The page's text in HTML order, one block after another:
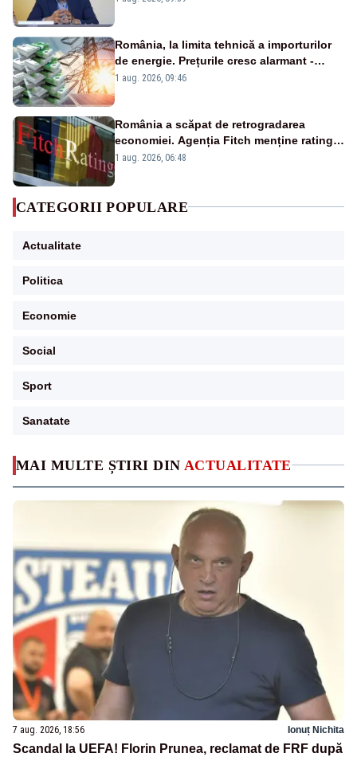
MAI MULTE ȘTIRI DIN ACTUALITATE
7 aug. 2026, 18:56 Ionuț Nichita
Scandal la UEFA! Florin Prunea, reclamat de FRF după
România, la limita tehnică a importurilor
de energie. Prețurile cresc alarmant -
Analiză Realitatea Plus
1 aug. 2026, 09:46
România a scăpat de retrogradarea
economiei. Agenția Fitch menține ratingul
„BBB-” cu perspectivă negativă
1 aug. 2026, 06:48
CATEGORII POPULARE
Actualitate
Politica
Economie
Social
Sport
Sanatate